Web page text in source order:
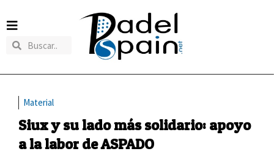
Material
Siux y su lado más solidario: apoyo
a la labor de ASPADO